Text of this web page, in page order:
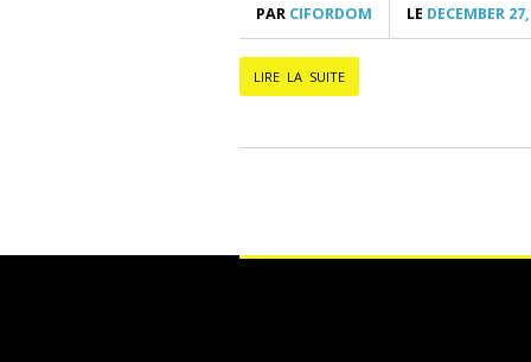
PAR CIFORDOM LE DECEMBER
LIRE LA SUITE